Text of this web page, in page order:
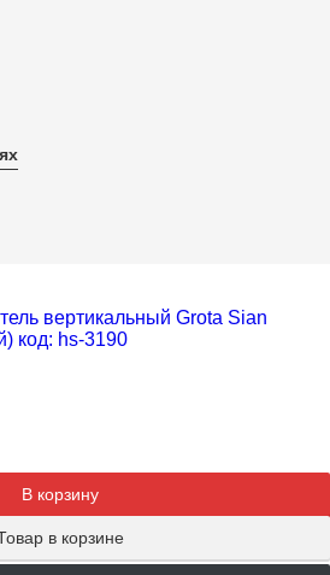
вертикальный Grota Sian
код: hs-3190
В корзину
в корзине